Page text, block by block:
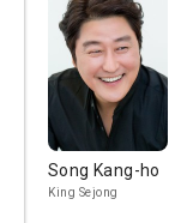
Song Kang-ho
King Sejong